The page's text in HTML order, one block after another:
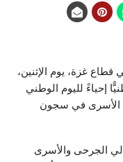
غزة، يوم الإثنين،
إحياءً لليوم الوطني
الأسرى في سجون
الجرحى والأسرى